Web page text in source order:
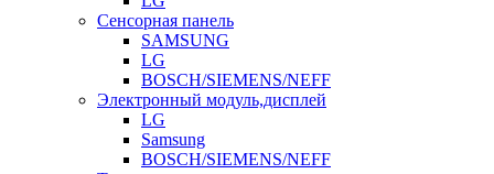
Сенсорная панель
SAMSUNG
LG
BOSCH/SIEMENS/NEFF
Электронный модуль,дисплей
LG
Samsung
BOSCH/SIEMENS/NEFF